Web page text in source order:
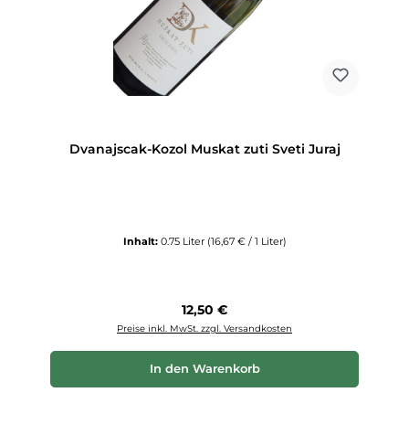
Dvanajscak-Kozol Muskat zuti Sveti Juraj
Inhalt: 0.75 Liter (16,67 € / 1 Liter)
Regulärer Preis:
12,50 €
Preise inkl. MwSt. zzgl. Versandkosten
In den Warenkorb